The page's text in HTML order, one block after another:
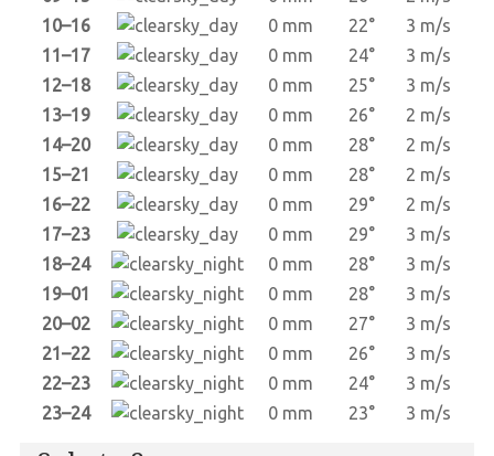
10–16
0 mm 22°
3 m/s
11–17
0 mm 24°
3 m/s
12–18
0 mm 25°
3 m/s
13–19
0 mm 26°
2 m/s
14–20
0 mm 28°
2 m/s
15–21
0 mm 28°
2 m/s
16–22
0 mm 29°
2 m/s
17–23
0 mm 29°
3 m/s
18–24
0 mm 28°
3 m/s
19–01
0 mm 28°
3 m/s
20–02
0 mm 27°
3 m/s
21–22
0 mm 26°
3 m/s
22–23
0 mm 24°
3 m/s
23–24
0 mm 23° 3 m/s